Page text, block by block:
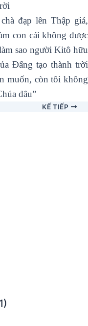
đạp lên Thập giá,
con cái không được
sao người Kitô hữu
Ðấng tạo thành trời
muốn, còn tôi không
đâu”
KẾ TIẾP